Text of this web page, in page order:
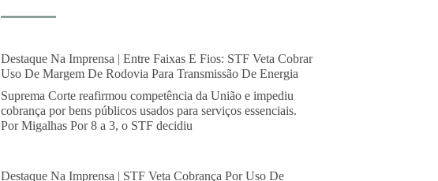
Destaque Na Imprensa | Entre Faixas E Fios: STF Veta Cobrar
Uso De Margem De Rodovia Para Transmissão De Energia
Suprema Corte reafirmou competência da União e impediu
cobrança por bens públicos usados para serviços essenciais.
Por Migalhas Por 8 a 3, o STF decidiu
Destaque Na Imprensa | STF Veta Cobrança Por Uso De